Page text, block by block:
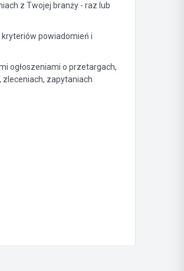
z Twojej branży - raz lub
powiadomień i
ogłoszeniami o przetargach,
zapytaniach